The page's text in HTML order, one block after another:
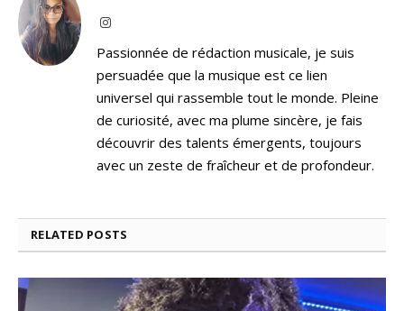
Instagram
Passionnée de rédaction musicale, je suis
persuadée que la musique est ce lien
universel qui rassemble tout le monde. Pleine
de curiosité, avec ma plume sincère, je fais
découvrir des talents émergents, toujours
avec un zeste de fraîcheur et de profondeur.
RELATED POSTS